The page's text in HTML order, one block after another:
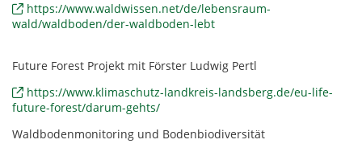
https://www.waldwissen.net/de/lebensraum-
wald/waldboden/der-waldboden-lebt
Future Forest Projekt mit Förster Ludwig Pertl
https://www.klimaschutz-landkreis-landsberg.de/eu-life-
future-forest/darum-gehts/
Waldbodenmonitoring und Bodenbiodiversität